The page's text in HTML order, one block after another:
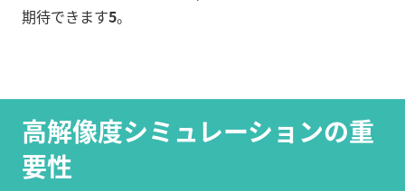
期待できます5。
高解像度シミュレーションの重
要性